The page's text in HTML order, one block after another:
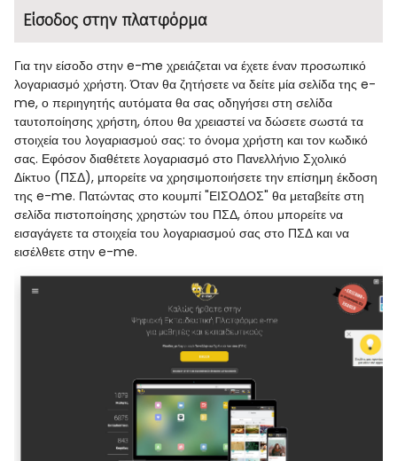
Είσοδος στην πλατφόρμα
Για την είσοδο στην e-me χρειάζεται να έχετε έναν προσωπικό
λογαριασμό χρήστη. Όταν θα ζητήσετε να δείτε μία σελίδα της e-
me, ο περιηγητής αυτόματα θα σας οδηγήσει στη σελίδα
ταυτοποίησης χρήστη, όπου θα χρειαστεί να δώσετε σωστά τα
στοιχεία του λογαριασμού σας: το όνομα χρήστη και τον κωδικό
σας. Εφόσον διαθέτετε λογαριασμό στο Πανελλήνιο Σχολικό
Δίκτυο (ΠΣΔ), μπορείτε να χρησιμοποιήσετε την επίσημη έκδοση
της e-me. Πατώντας στο κουμπί "ΕΙΣΟΔΟΣ" θα μεταβείτε στη
σελίδα πιστοποίησης χρηστών του ΠΣΔ, όπου μπορείτε να
εισαγάγετε τα στοιχεία του λογαριασμού σας στο ΠΣΔ και να
εισέλθετε στην e-me.